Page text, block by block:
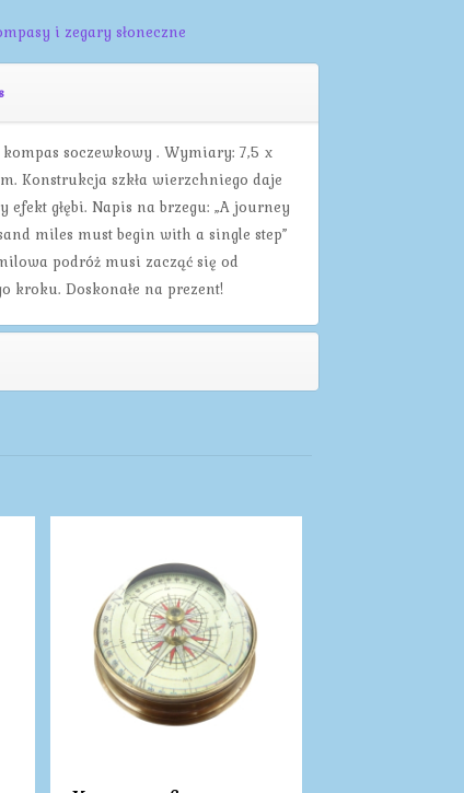
i zegary słoneczne
soczewkowy . Wymiary: 7,5 x
Konstrukcja szkła wierzchniego daje
efekt głębi. Napis na brzegu: „A journey
miles must begin with a single step”
podróż musi zacząć się od
kroku. Doskonałe na prezent!